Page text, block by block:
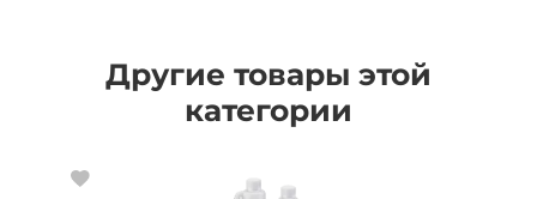
Другие товары этой
категории